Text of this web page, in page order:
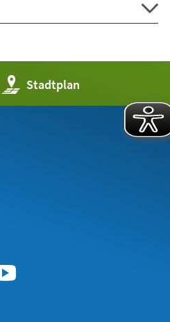
Stadtplan
(Öffnet
in
einem